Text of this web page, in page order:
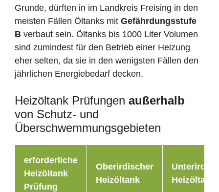
Grunde, dürften in im Landkreis Freising in den
meisten Fällen Öltanks mit Gefährdungsstufe
B verbaut sein. Öltanks bis 1000 Liter Volumen
sind zumindest für den Betrieb einer Heizung
eher selten, da sie in den wenigsten Fällen den
jährlichen Energiebedarf decken.
Heizöltank Prüfungen außerhalb
von Schutz- und
Überschwemmungsgebieten
erforderliche
Heizöltank
Prüfung
Oberirdischer
Heizöltank
Heizöltank